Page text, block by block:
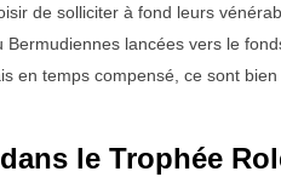
de solliciter à fond leurs
Bermudiennes lancées vers le
en temps compensé, ce sont
le Trophée